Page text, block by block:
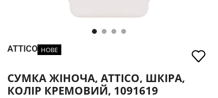
ATTICO НОВЕ
СУМКА ЖІНОЧА, ATTICO, ШКІРА,
КОЛІР КРЕМОВИЙ, 1091619